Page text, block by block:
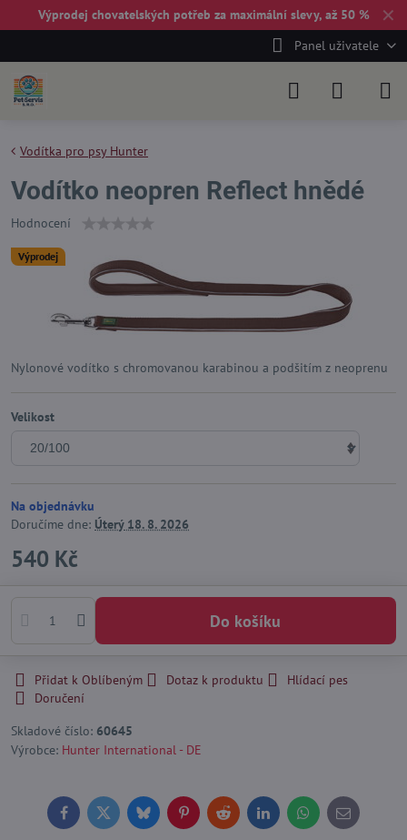
✕
Výprodej chovatelských potřeb za maximální slevy, až 50 %
Panel uživatele
Výprodej
Vodítka pro psy Hunter
Vodítko neopren Reflect hnědé
Hodnocení
Nylonové vodítko s chromovanou karabinou a podšitím z neoprenu
Velikost
Na objednávku
Doručíme dne: Úterý18. 8. 2026
540 Kč
Do košíku
Přidat k Oblíbeným Dotaz k produktu
Hlídací pes
Doručení
Skladové číslo: 60645
Výrobce: Hunter International - DE
FacebookTwitterBlueskyPinterestReddit LinkedInWhatsApp
E-
mail